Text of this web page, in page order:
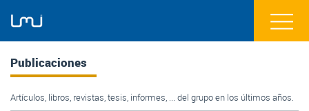
Publicaciones
Artículos, libros, revistas, tesis, informes, ... del grupo en los últimos años.